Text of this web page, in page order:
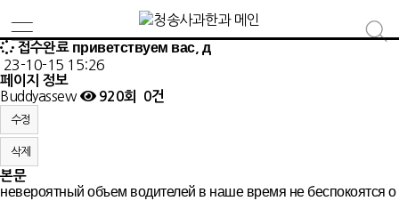
접수완료 приветствуем вас, д
23-10-15 15:26
페이지 정보
Buddyassew 920회 0건
수정
삭제
본문
невероятный объем водителей в наше время не беспокоятся о